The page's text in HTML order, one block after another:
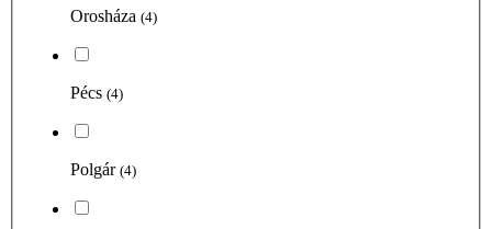
Orosháza (4)
Pécs (4)
Polgár (4)